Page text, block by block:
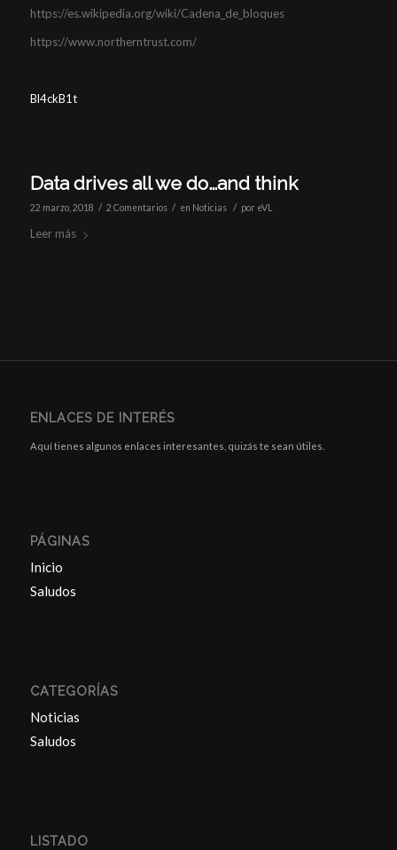
https://es.wikipedia.org/wiki/Cadena_de_bloques
https://www.northerntrust.com/
Bl4ckB1t
Data drives all we do…and think
22 marzo, 2018 / 2 Comentarios / en Noticias / por eVL
Leer más
ENLACES DE INTERÉS
Aquí tienes algunos enlaces interesantes, quizás te sean útiles.
PÁGINAS
Inicio
Saludos
CATEGORÍAS
Noticias
Saludos
LISTADO